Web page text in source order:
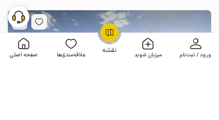
نقشه ورود / ثبت‌نام میزبان شوید علاقه‌مندی‌ها صفحه اصلی
OpenStreetMap